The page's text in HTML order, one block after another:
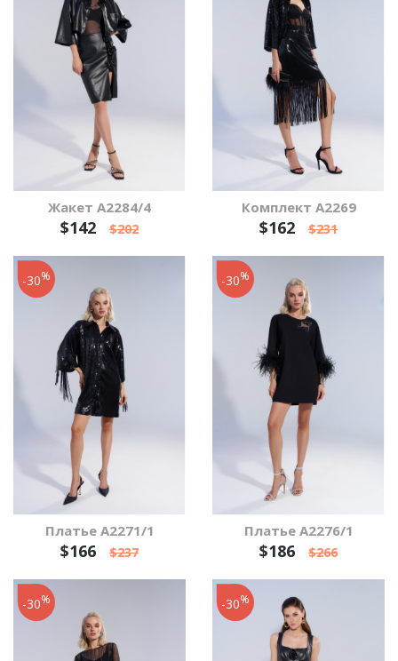
Жакет А2284/4
$142 $202
Комплект А2269
$162 $231
Платье А2271/1
$166 $237
-30%
Платье А2276/1
$186 $266
-30%
-30% -30%